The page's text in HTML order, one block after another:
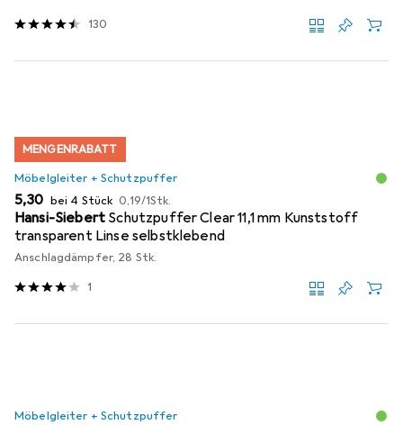
130
MENGENRABATT
Möbelgleiter + Schutzpuffer
EUR
5,30 bei 4 Stück EUR
0,19/1Stk.
Hansi-Siebert Schutzpuffer Clear 11,1 mm Kunststoff
transparent Linse selbstklebend
Anschlagdämpfer, 28 Stk.
1
Möbelgleiter + Schutzpuffer